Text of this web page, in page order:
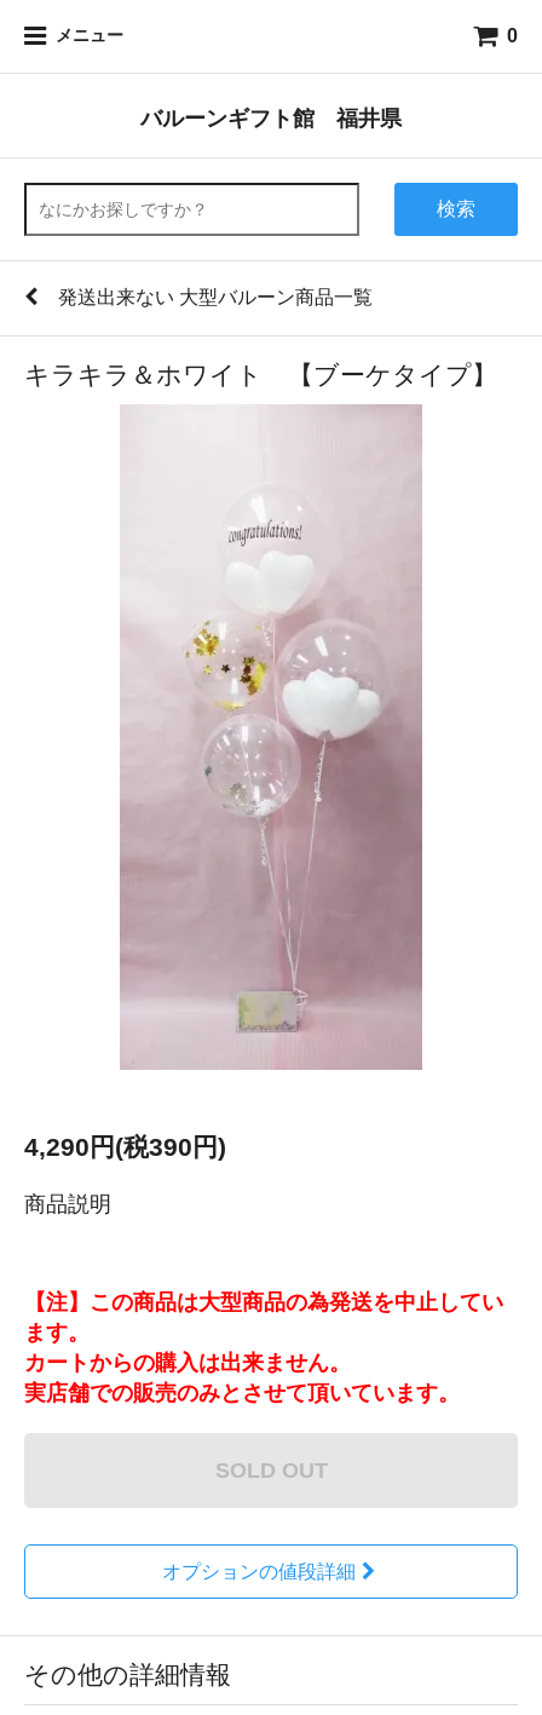
メニュー 0
バルーンギフト館 福井県
検索
発送出来ない 大型バルーン商品一覧
キラキラ＆ホワイト 【ブーケタイプ】
4,290円(税390円)
商品説明
【注】この商品は大型商品の為発送を中止してい
ます。
カートからの購入は出来ません。
実店舗での販売のみとさせて頂いています。
SOLD OUT
オプションの値段詳細
その他の詳細情報